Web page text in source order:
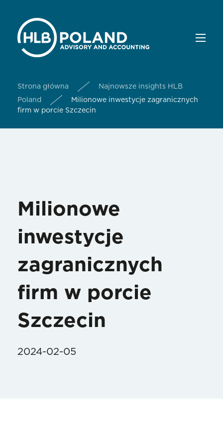
Strona główna
Najnowsze insights HLB
Poland
Milionowe inwestycje zagranicznych
firm w porcie Szczecin
Milionowe
inwestycje
zagranicznych
firm w porcie
Szczecin
2024-02-05